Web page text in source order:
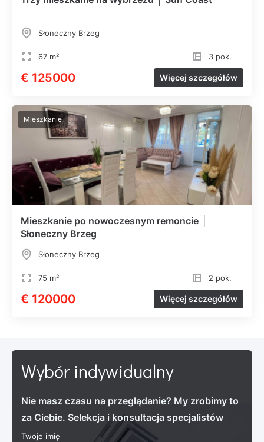
Słoneczny Brzeg
67 m² 3 pok.
€ 125000 Więcej szczegółów
Mieszkanie
Mieszkanie po nowoczesnym remoncie │
Słoneczny Brzeg
Słoneczny Brzeg
75 m² 2 pok.
€ 120000 Więcej szczegółów
Wybór indywidualny
Nie masz czasu na przeglądanie? My zrobimy to
za Ciebie. Selekcja i konsultacja specjalistów
Twoje imię